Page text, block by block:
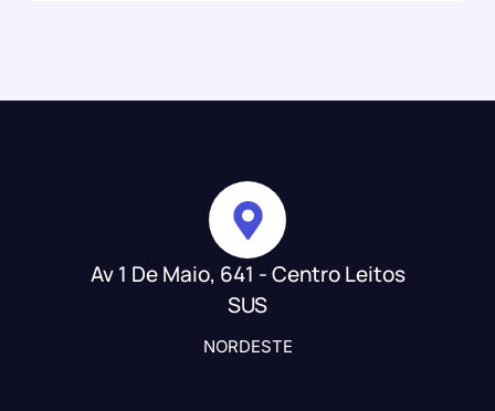
Av 1 De Maio, 641 - Centro Leitos
SUS
NORDESTE